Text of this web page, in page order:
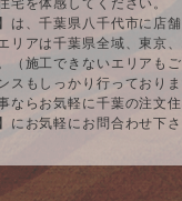
は、千葉県八千代市に店
リアは千葉県全域、東京
（施工できないエリアもご
スもしっかり行っておりま
ならお気軽に千葉の注文
にお気軽にお問合わせ下さ